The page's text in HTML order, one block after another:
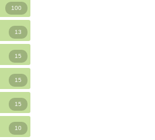
100
13
15
15
15
10